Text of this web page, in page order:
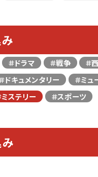
＃ドラマ ＃戦争
＃
ドキュメンタリー
＃ミュ
ミステリー
＃スポーツ